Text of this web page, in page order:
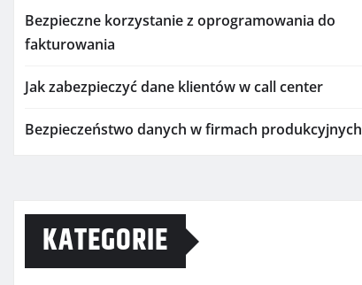
Bezpieczne korzystanie z oprogramowania do
fakturowania
Jak zabezpieczyć dane klientów w call center
Bezpieczeństwo danych w firmach produkcyjnych
KATEGORIE